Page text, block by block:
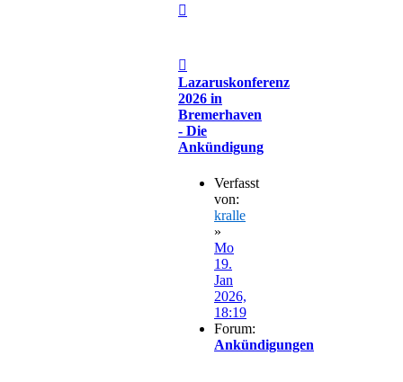
Lazaruskonferenz
2026 in
Bremerhaven
- Die
Ankündigung
Verfasst
von:
kralle
»
Mo
19.
Jan
2026,
18:19
Forum:
Ankündigungen